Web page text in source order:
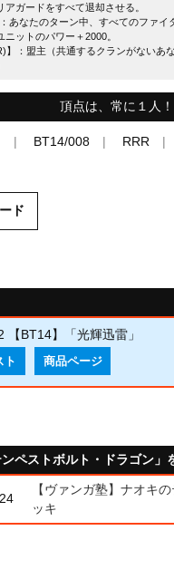
アガードをすべて退却させる。
：あなたのターン中、すべてのファ
ニットのパワー＋2000。
】：盟主（共通するクランがないあ
頂点は、常に１人！
BT14/008 RRR
ド
【BT14】「光輝迅雷」
ト 商品ページ
ンペストボルト・ドラゴン
【ヴァンガ塾】ナオキ
ッキ